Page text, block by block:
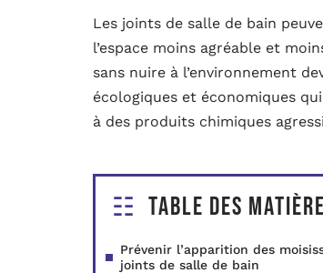
Les joints de salle de bain
l’espace moins agréable et
sans nuire à l’environnement
écologiques et économiques
à des produits chimiques
Table des
Prévenir l’apparition des
joints de salle de bain